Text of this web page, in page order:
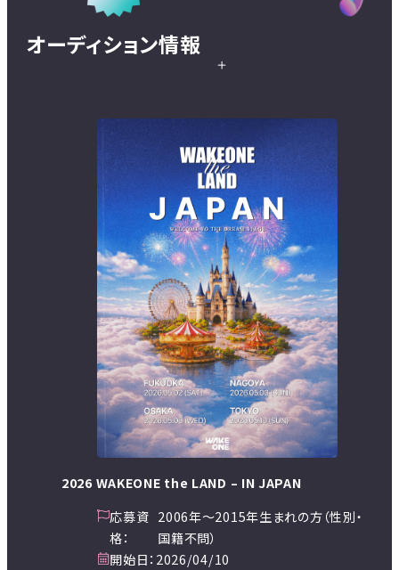
オーディション情報
2026 WAKEONE the LAND – IN JAPAN
応募資
格：
2006年～2015年生まれの方（性別・
国籍不問）
開始日： 2026/04/10